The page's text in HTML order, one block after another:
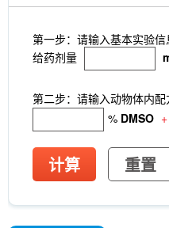
第一步：请输入基本实验
给药剂量
第二步：请输入动物体内
% DMSO +
计算 重置